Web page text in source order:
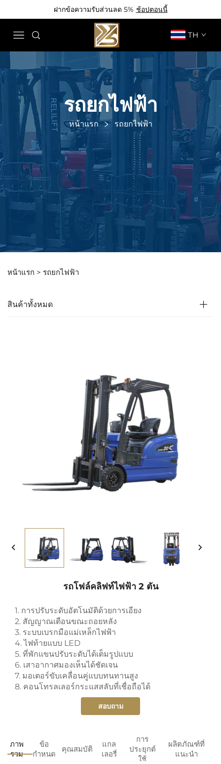
ฝากข้อความรับส่วนลด 5% ช้อปตอนนี้
TH
รถยกไฟฟ้า
หน้าแรก รถยกไฟฟ้า
หน้าแรก > รถยกไฟฟ้า
สินค้าทั้งหมด
รถโฟล์คลิฟท์ไฟฟ้า 2 ตัน
1. การปรับระดับอัตโนมัติด้วยการเอียง
2. สัญญาณเตือนขณะถอยหลัง
3. ระบบเบรกมือแม่เหล็กไฟฟ้า
4. ไฟท้ายแบบ LED
5. ที่พักแขนปรับระดับได้เต็มรูปแบบ
6. เสาอากาศมองเห็นได้ชัดเจน
7. มอเตอร์ขับเคลื่อนคู่แบบทนทานสูง
8. คอนโทรลเลอร์กระแสสลับที่เชื่อถือได้
สอบถาม
ภาพ
รวม
ข้อ
กำหนด
คุณสมบัติ
แกล
เลอรี่
การ
ประยุกต์
ใช้
ผลิตภัณฑ์ที่
แนะนำ